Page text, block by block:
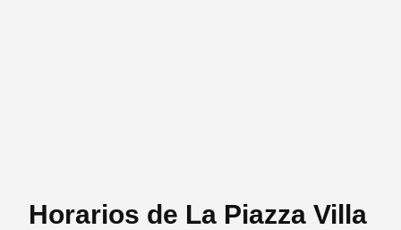
Horarios de La Piazza Villa